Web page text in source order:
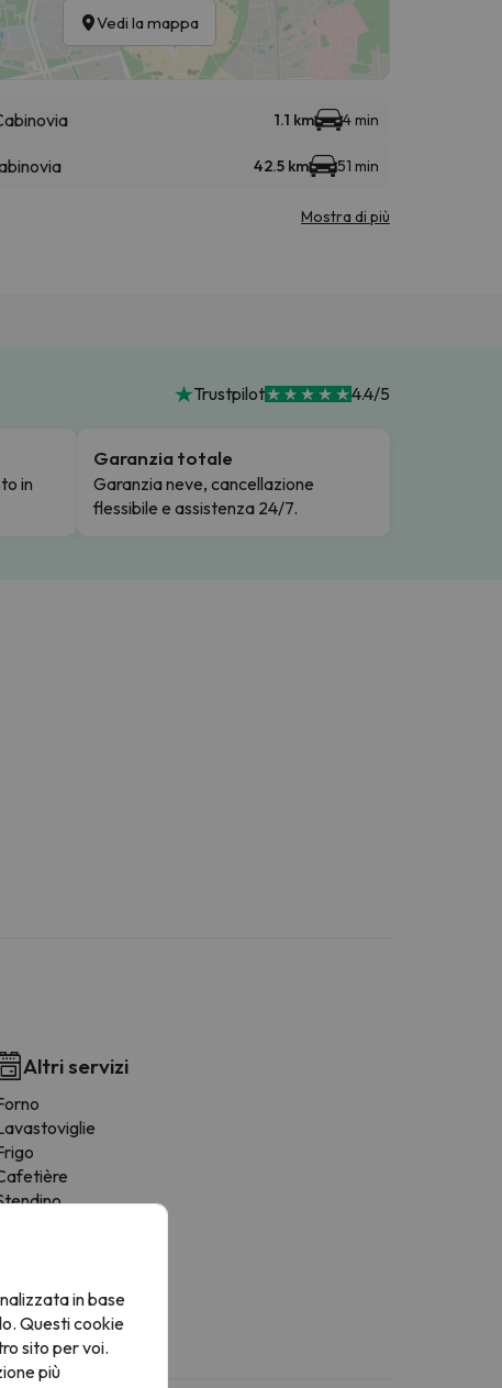
Vedi la mappa
1.1 km 4 min
42.5 km 51 min
Mostra di più
Trustpilot 4.4/5
in
Garanzia totale
Garanzia neve, cancellazione
flessibile e assistenza 24/7.
Altri servizi
in base
Questi cookie
sito per voi.
più